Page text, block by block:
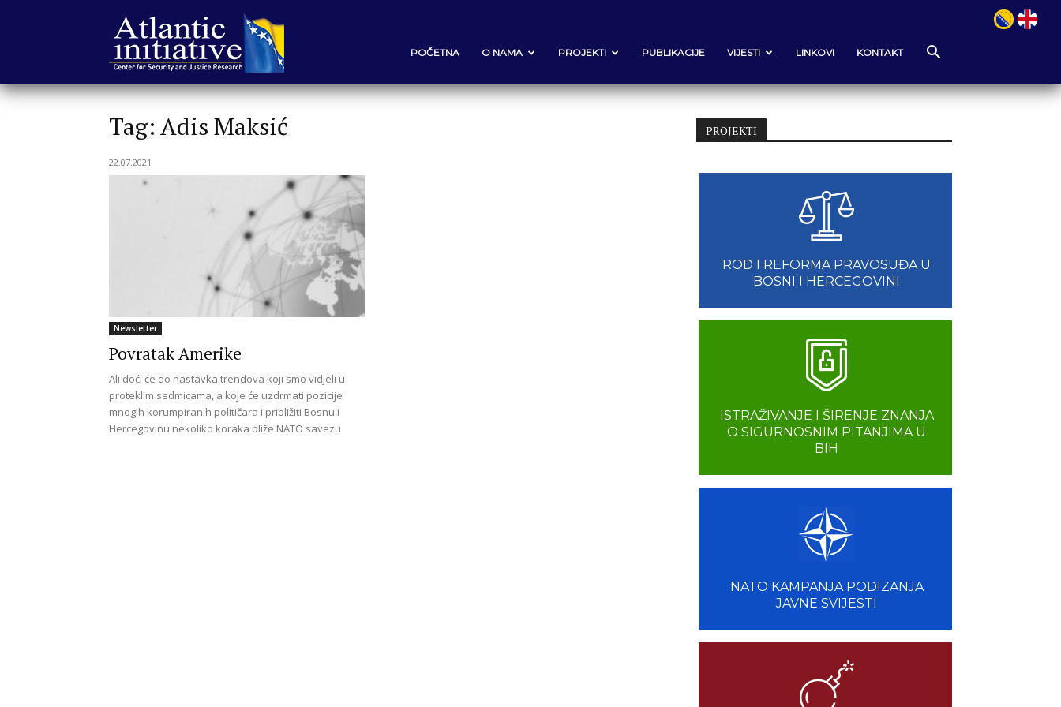
inicijativa
Center
for
POČETNA O NAMA PROJEKTI PUBLIKACIJE VIJESTI LINKOVI KONTAKT
Tag: Adis Maksić
22.07.2021
Newsletter
Povratak Amerike
Ali doći će do nastavka trendova koji smo vidjeli u
proteklim sedmicama, a koje će uzdrmati pozicije
mnogih korumpiranih političara i približiti Bosnu i
Hercegovinu nekoliko koraka bliže NATO savezu
PROJEKTI
ROD I REFORMA PRAVOSUĐA U
BOSNI I HERCEGOVINI
ISTRAŽIVANJE I ŠIRENJE ZNANJA
O SIGURNOSNIM PITANJIMA U
BIH
NATO KAMPANJA PODIZANJA
JAVNE SVIJESTI